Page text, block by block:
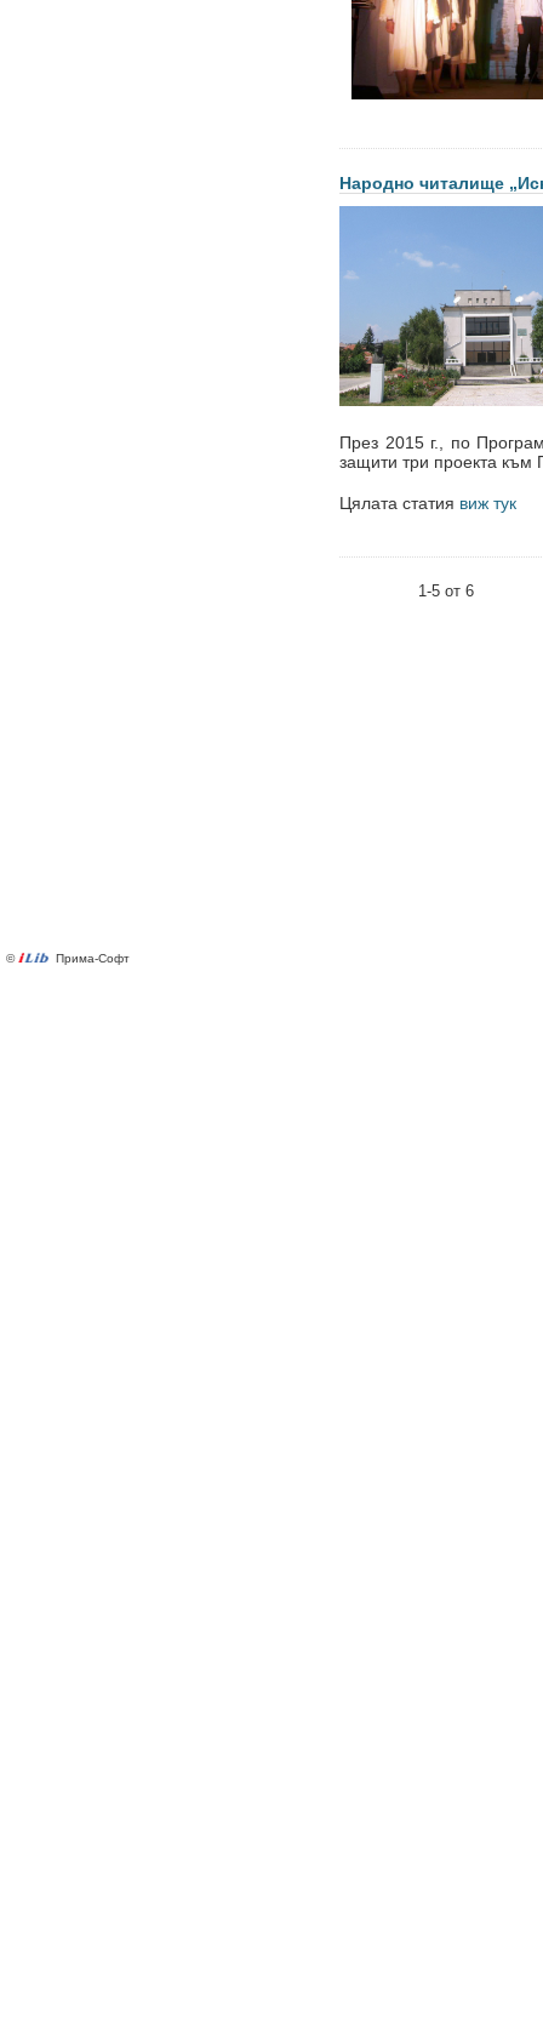
Народно читалище
През 2015 г., по
защити три проекта
Цялата статия виж тук
1-5 от 6
© Прима-Софт